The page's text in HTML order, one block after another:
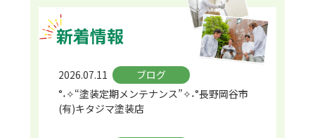
新着情報
2026.07.11
ブログ
°˖✧“塗装定期メンテナンス”✧˖°長野岡谷市
(有)キタジマ塗装店